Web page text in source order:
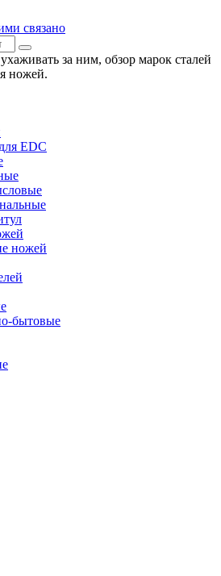
связано
за ним, обзор марок сталей
ножей.
EDC
ножей
бытовые